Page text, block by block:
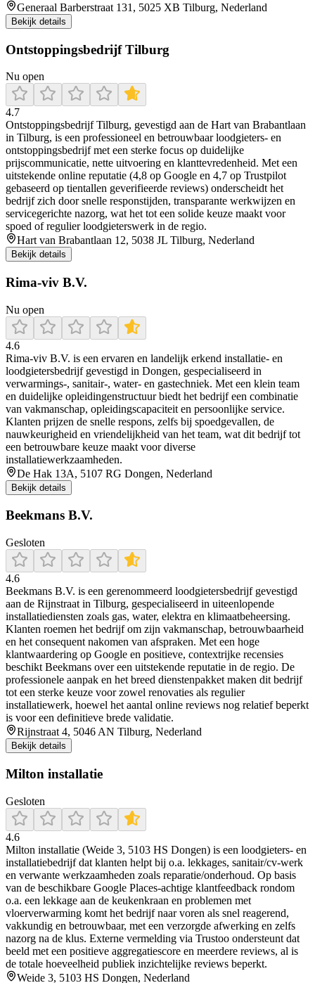
Generaal Barberstraat 131, 5025 XB Tilburg, Nederland
Bekijk details
Ontstoppingsbedrijf Tilburg
Nu open
4.7
Ontstoppingsbedrijf Tilburg, gevestigd aan de Hart van Brabantlaan
in Tilburg, is een professioneel en betrouwbaar loodgieters- en
ontstoppingsbedrijf met een sterke focus op duidelijke
prijscommunicatie, nette uitvoering en klanttevredenheid. Met een
uitstekende online reputatie (4,8 op Google en 4,7 op Trustpilot
gebaseerd op tientallen geverifieerde reviews) onderscheidt het
bedrijf zich door snelle responstijden, transparante werkwijzen en
servicegerichte nazorg, wat het tot een solide keuze maakt voor
spoed of regulier loodgieterswerk in de regio.
Hart van Brabantlaan 12, 5038 JL Tilburg, Nederland
Bekijk details
Rima-viv B.V.
Nu open
4.6
Rima‑viv B.V. is een ervaren en landelijk erkend installatie‑ en
loodgietersbedrijf gevestigd in Dongen, gespecialiseerd in
verwarmings-, sanitair-, water- en gastechniek. Met een klein team
en duidelijke opleidingenstructuur biedt het bedrijf een combinatie
van vakmanschap, opleidingscapaciteit en persoonlijke service.
Klanten prijzen de snelle respons, zelfs bij spoedgevallen, de
nauwkeurigheid en vriendelijkheid van het team, wat dit bedrijf tot
een betrouwbare keuze maakt voor diverse
installatiewerkzaamheden.
De Hak 13A, 5107 RG Dongen, Nederland
Bekijk details
Beekmans B.V.
Gesloten
4.6
Beekmans B.V. is een gerenommeerd loodgietersbedrijf gevestigd
aan de Rijnstraat in Tilburg, gespecialiseerd in uiteenlopende
installatiediensten zoals gas, water, elektra en klimaatbeheersing.
Klanten roemen het bedrijf om zijn vakmanschap, betrouwbaarheid
en het consequent nakomen van afspraken. Met een hoge
klantwaardering op Google en positieve, contextrijke recensies
beschikt Beekmans over een uitstekende reputatie in de regio. De
professionele aanpak en het breed dienstenpakket maken dit bedrijf
tot een sterke keuze voor zowel renovaties als regulier
installatiewerk, hoewel het aantal online reviews nog relatief beperkt
is voor een definitieve brede validatie.
Rijnstraat 4, 5046 AN Tilburg, Nederland
Bekijk details
Milton installatie
Gesloten
4.6
Milton installatie (Weide 3, 5103 HS Dongen) is een loodgieters- en
installatiebedrijf dat klanten helpt bij o.a. lekkages, sanitair/cv-werk
en verwante werkzaamheden zoals reparatie/onderhoud. Op basis
van de beschikbare Google Places-achtige klantfeedback rondom
o.a. een lekkage aan de keukenkraan en problemen met
vloerverwarming komt het bedrijf naar voren als snel reagerend,
vakkundig en betrouwbaar, met een verzorgde afwerking en zelfs
nazorg na de klus. Externe vermelding via Trustoo ondersteunt dat
beeld met een positieve aggregatiescore en meerdere reviews, al is
de totale hoeveelheid publiek inzichtelijke reviews beperkt.
Weide 3, 5103 HS Dongen, Nederland